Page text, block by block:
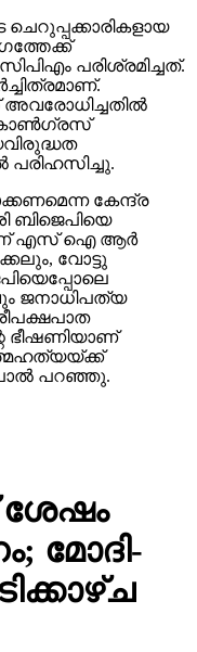
പരിശ്രമിച്ചത്.
അവരോധിച്ചതില്‍
കോണ്‍ഗ്രസ്
പരിഹസിച്ചു.
കേന്ദ്ര
ബിജെപിയെ
എസ് ഐ ആര്‍
വോട്ടു
ജനാധിപത്യ
ഭീഷണിയാണ്
പറഞ്ഞു.
മോദി-